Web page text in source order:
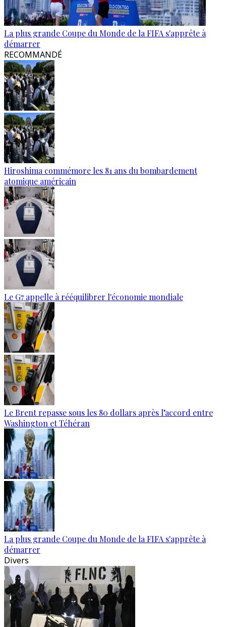
La plus grande Coupe du Monde de la FIFA s'apprête à
démarrer
RECOMMANDÉ
Hiroshima commémore les 81 ans du bombardement
atomique américain
Le G7 appelle à rééquilibrer l'économie mondiale
Le Brent repasse sous les 80 dollars après l’accord entre
Washington et Téhéran
La plus grande Coupe du Monde de la FIFA s'apprête à
démarrer
Divers